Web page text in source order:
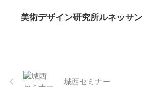
美術デザイン研究所ルネッサ
城西セミナー